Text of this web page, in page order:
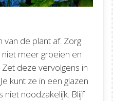
van de plant af. Zorg
meer groeien en
deze vervolgens in
kunt ze in een glazen
niet noodzakelijk. Blijf